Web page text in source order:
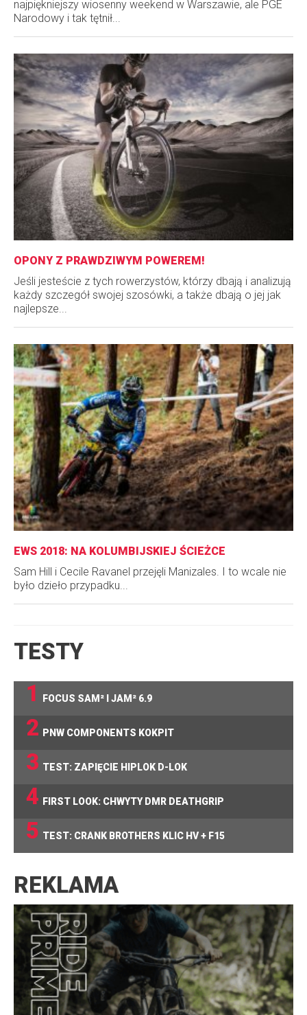
najpiękniejszy wiosenny weekend w Warszawie, ale PGE
Narodowy i tak tętnił...
OPONY Z PRAWDZIWYM POWEREM!
Jeśli jesteście z tych rowerzystów, którzy dbają i analizują
każdy szczegół swojej szosówki, a także dbają o jej jak
najlepsze...
EWS 2018: NA KOLUMBIJSKIEJ ŚCIEŻCE
Sam Hill i Cecile Ravanel przejęli Manizales. I to wcale nie
było dzieło przypadku...
TESTY
1
FOCUS SAM² I JAM² 6.9
2 PNW COMPONENTS KOKPIT
3 TEST: ZAPIĘCIE HIPLOK D-LOK
4 FIRST LOOK: CHWYTY DMR DEATHGRIP
5 TEST: CRANK BROTHERS KLIC HV + F15
REKLAMA